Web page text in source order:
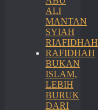
ALI
MANTAN
SYIAH
RIAFIDHAH
RAFIDHAH
BUKAN
ISLAM,
LEBIH
BURUK
DARI